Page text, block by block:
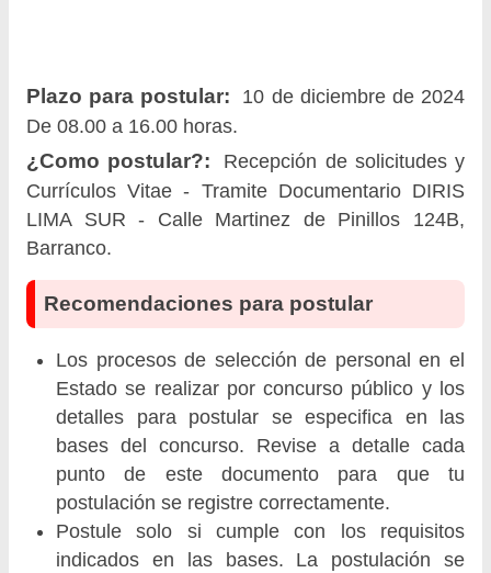
Plazo para postular:
10 de diciembre de 2024
De 08.00 a 16.00 horas.
¿Como postular?:
Recepción de solicitudes y
Currículos Vitae - Tramite Documentario DIRIS
LIMA SUR - Calle Martinez de Pinillos 124B,
Barranco.
Recomendaciones para postular
Los procesos de selección de personal en el
Estado se realizar por concurso público y los
detalles para postular se especifica en las
bases del concurso. Revise a detalle cada
punto de este documento para que tu
postulación se registre correctamente.
Postule solo si cumple con los requisitos
indicados en las bases. La postulación se